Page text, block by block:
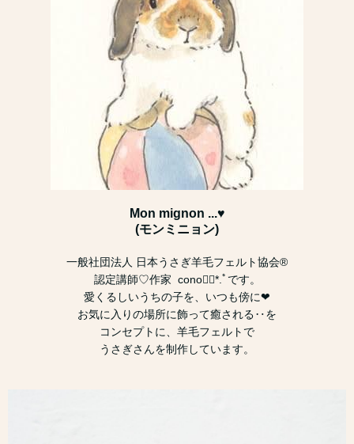
Mon mignon ...♥
(モンミニョン)
一般社団法人 日本うさぎ羊毛フェルト協会®︎
認定講師♡作家 cono❁⃘*.ﾟです。
愛くるしいうちの子を、いつも傍に❤︎
お気に入りの場所に飾って癒される‥を
コンセプトに、羊毛フェルトで
うさぎさんを制作しています。